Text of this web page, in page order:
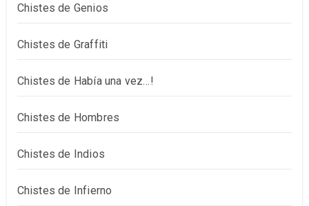
Chistes de Genios
Chistes de Graffiti
Chistes de Había una vez…!
Chistes de Hombres
Chistes de Indios
Chistes de Infierno